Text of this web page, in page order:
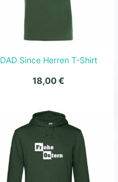
DAD Since Herren T-Shirt
18,00€